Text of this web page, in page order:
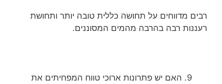
רבים מדווחים על תחושה כללית טובה יותר ותחושת
רעננות רבה בהרבה מהמים המסוננים.
האם יש פתרונות ארוכי טווח המפחיתים את